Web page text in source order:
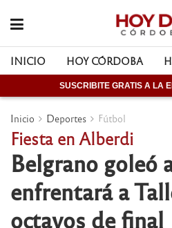
INICIO HOY CÓRDOBA
SUSCRIBITE GRATIS A LA
Inicio Deportes Fútbol
Fiesta en Alberdi
Belgrano goleó
enfrentará a
octavos de final